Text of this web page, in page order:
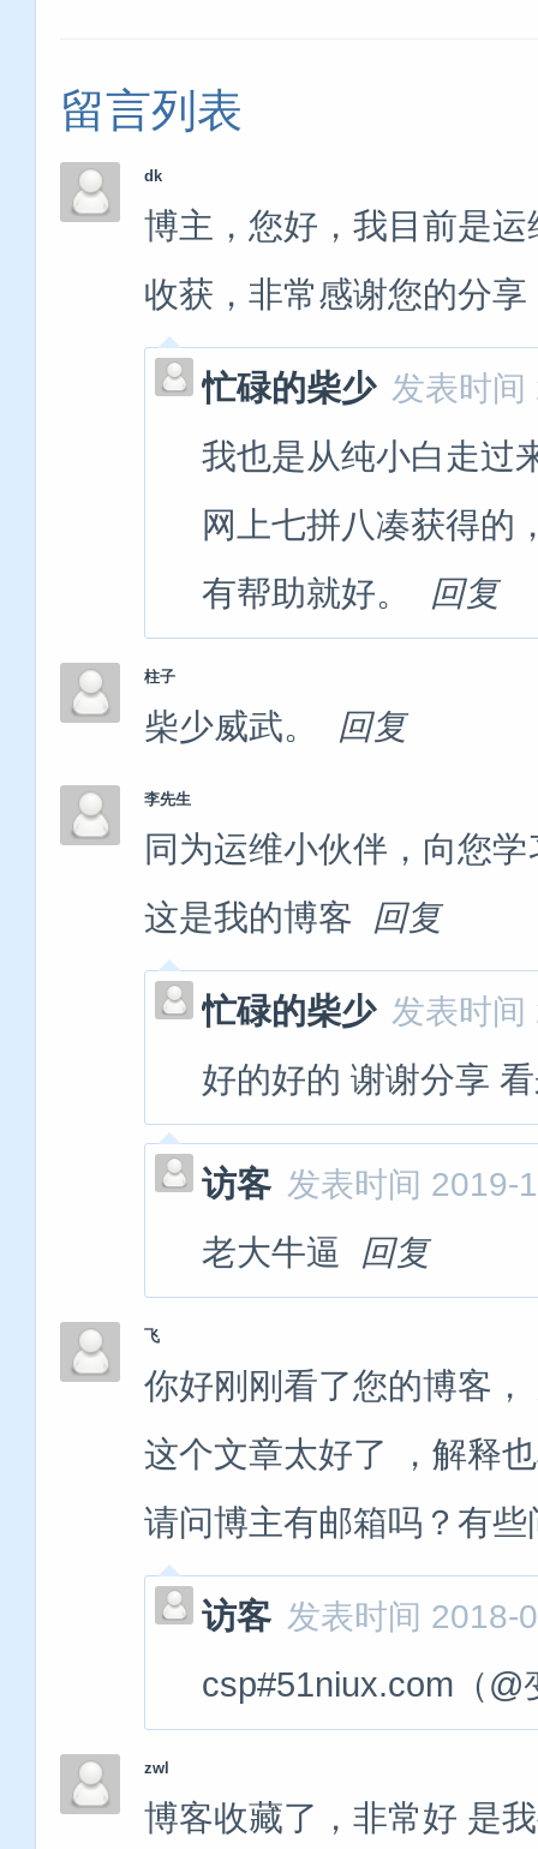
留言列表
dk
博主，您好，我目前是
收获，非常感谢您的分享
忙碌的柴少 发表时
我也是从纯小白走过
网上七拼八凑获得的
有帮助就好。
回复
柱子
柴少威武。 回复
李先生
同为运维小伙伴，向您
这是我的博客
回复
忙碌的柴少 发表时
好的好的 谢谢分享
访客 发表时间 2019-
老大牛逼 回复
飞
你好刚刚看了您的博客
这个文章太好了 ，解释
请问博主有邮箱吗？有
访客 发表时间 2018-
csp#51niux.com（@
zwl
博客收藏了，非常好 是